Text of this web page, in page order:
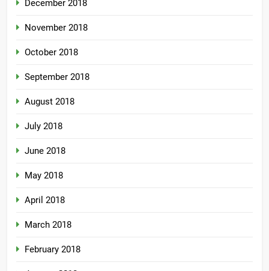
December 2018
November 2018
October 2018
September 2018
August 2018
July 2018
June 2018
May 2018
April 2018
March 2018
February 2018